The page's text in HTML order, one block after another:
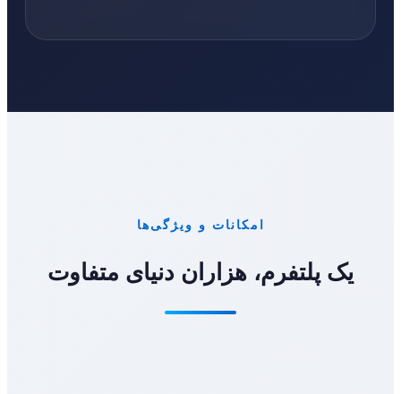
امکانات و ویژگی‌ها
یک پلتفرم، هزاران دنیای متفاوت